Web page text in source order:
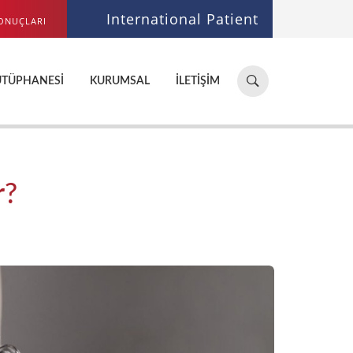
International Patient
Hastane,
doktor,
ara...
KURUMSAL İLETIŞIM